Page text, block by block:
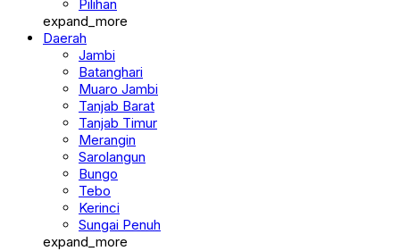
expand_more
Daerah
Jambi
Batanghari
Muaro Jambi
Tanjab Barat
Tanjab Timur
Merangin
Sarolangun
Bungo
Tebo
Kerinci
Sungai Penuh
expand_more
Kanal